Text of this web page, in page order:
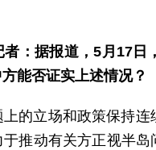
：据报道，5月17
能否证实上述情况？
的立场和政策保持
推动有关方正视半